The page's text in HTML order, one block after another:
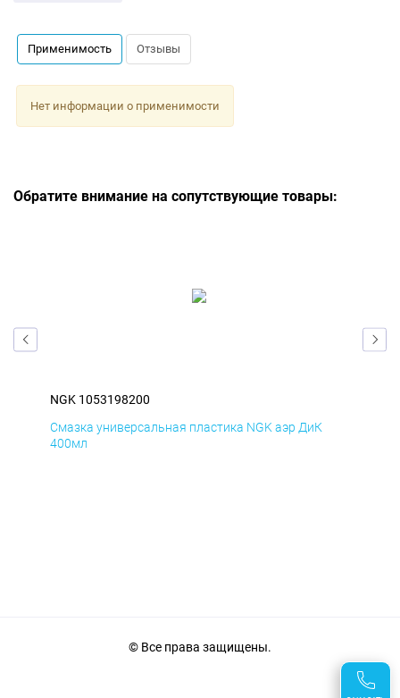
Применимость Отзывы
Нет информации о применимости
Обратите внимание на сопутствующие товары:
NGK 1053198200
Смазка универсальная пластика NGK аэр ДиК
400мл
© Все права защищены.